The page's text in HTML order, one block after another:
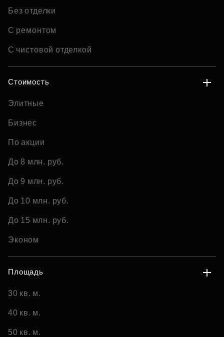
Без отделки
С ремонтом
С чистовой отделкой
Стоимость
Элитные
Бизнес
По акции
До 8 млн. руб.
До 9 млн. руб.
До 10 млн. руб.
До 15 млн. руб.
Эконом
Площадь
30 кв. м.
40 кв. м.
50 кв. м.